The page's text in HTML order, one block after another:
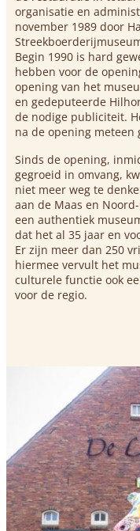
organisatie en
november 1989 door
Begin 1990 is hard
hebben voor de
opening van het
en gedeputeerde
de nodige publiciteit.
na de opening meteen
Sinds de opening,
gegroeid in omvang,
niet meer weg te
aan de Maas en
een authentiek
dat het al 35 jaar en
Er zijn meer dan 250
hiermee vervult het
culturele functie ook
voor de regio.